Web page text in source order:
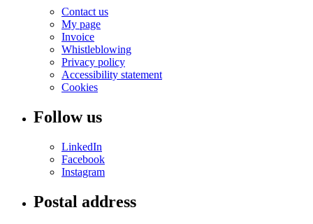
Contact us
My page
Invoice
Whistleblowing
Privacy policy
Accessibility statement
Cookies
Follow us
LinkedIn
Facebook
Instagram
Postal address